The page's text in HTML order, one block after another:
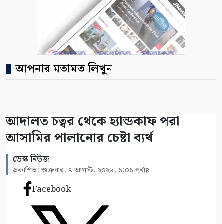
আপনার মতামত লিখুন
আদালত চত্বর থেকে হ্যান্ডকাফ পরা
আসামির পালানোর চেষ্টা ব্যর্থ
ডেস্ক নিউজ
প্রকাশিত: শুক্রবার, ৭ আগস্ট, ২০২৬, ১:০১ পূর্বাহ্ণ
Facebook